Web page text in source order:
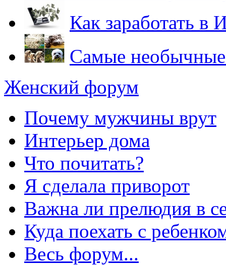
Как заработать в
Самые
Женский форум
Почему мужчины врут
Интерьер дома
Что почитать?
Я сделала приворот
Важна ли прелюдия в
Куда поехать с
Весь форум...